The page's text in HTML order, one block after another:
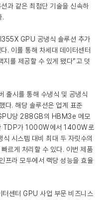
과 같은 최첨단 기술을 신속하
.
GPU 공냉식 솔루션 추가
. 이를 통해 차세대 데이터센터
를 제공할 수 있게 됐다”고 덧
출시를 통해 수냉식 및 공냉식
다. 해당 솔루션은 업계 표준
당 288GB의 HBM3e 메모
TDP가 1000W에서 1400W로
시스템 대비 최대 두 자릿수의
르게 처리할 수 있다. 이번 제품
프라 모두에서 랙당 성능을 효율
센터 GPU 사업 부문 비즈니스